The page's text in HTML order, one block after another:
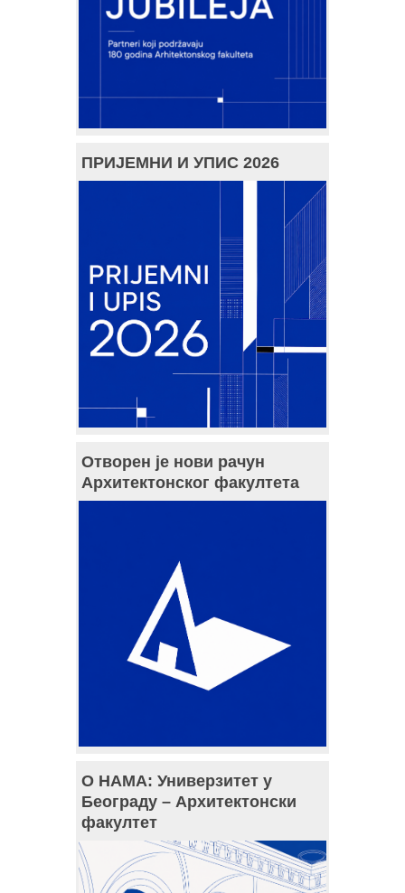
ПРИЈЕМНИ И УПИС 2026
Отворен је нови рачун
Архитектонског факултета
О НАМА: Универзитет у
Београду – Архитектонски
факултет